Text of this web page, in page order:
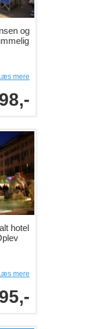
og
mere
hotel
mere